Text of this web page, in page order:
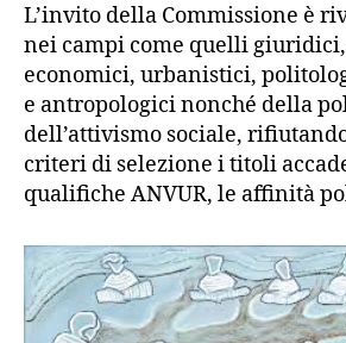
L’invito della Commissione è
nei campi come quelli
economici, urbanistici,
e antropologici nonché della
dell’attivismo sociale,
criteri di selezione i titoli
qualifiche ANVUR, le affinità